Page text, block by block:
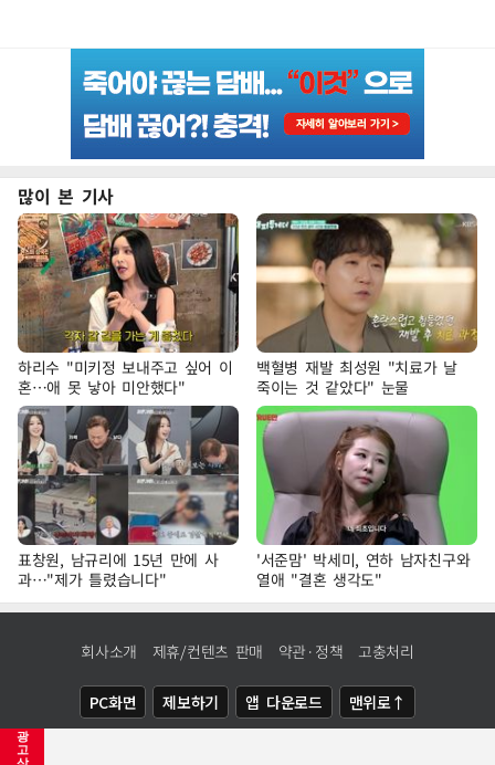
광
고
많이 본 기사
하리수 "미키정 보내주고 싶어 이
혼…애 못 낳아 미안했다"
백혈병 재발 최성원 "치료가 날
죽이는 것 같았다" 눈물
표창원, 남규리에 15년 만에 사
과…"제가 틀렸습니다"
'서준맘' 박세미, 연하 남자친구와
열애 "결혼 생각도"
회사소개 제휴/컨텐츠 판매 약관·정책 고충처리
PC화면 제보하기 앱 다운로드 맨위로↑